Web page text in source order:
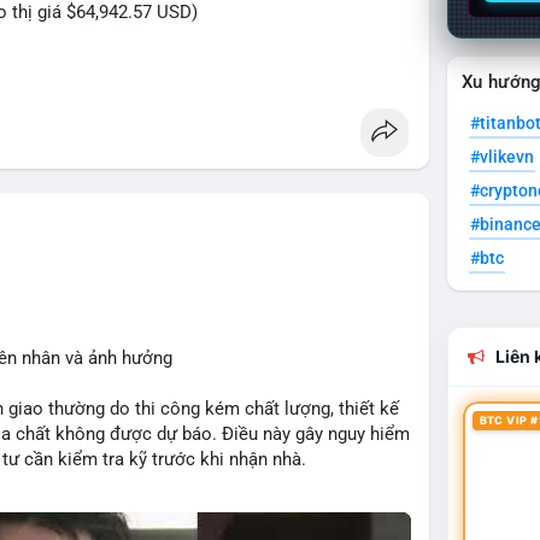
thị giá $64,942.57 USD)
lớn đang tái cơ cấu danh mục. Với mức giá
cho một lệnh bán lớn trên sàn tập trung, tạo áp
#vilanhtichluy #btcusd64942
nhân và ảnh hưởng
giao thường do thi công kém chất lượng, thiết kế
chất không được dự báo. Điều này gây nguy hiểm
cần kiểm tra kỹ trước khi nhận nhà.
Xu
#titanbot
#vlikevn
#btc
Liên
BTC VIP